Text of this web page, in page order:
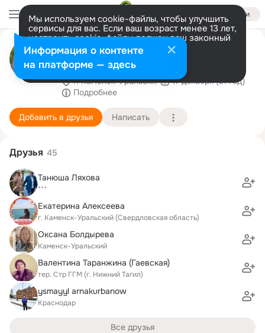
Войти
Мы используем cookie-файлы, чтобы улучшить
сервисы для вас. Если ваш возраст менее 13 лет,
настроить cookie-файлы должен ваш законный
представитель. Больше информации
Разрешить все Настроить
ГБПОУ СОМК Каменск-
Уральский филиал
г. Каменск-Уральский (Свердловская область)
17 декабря (81 год)
Подробнее
Добавить в друзья Написать
Друзья 45
Танюша Ляхова
***
Екатерина Алексеева
г. Каменск-Уральский (Свердловская область)
Оксана Болдырева
Каменск-Уральский
Валентина Таранжина (Гаевская)
тер. Стр ГГМ (г. Нижний Тагил)
ysmayyl arnakurbanow
Краснодар
Все друзья
Информация о контенте
на платформе — здесь